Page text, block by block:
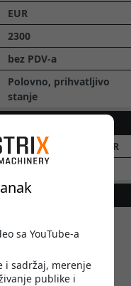
sa YouTube-a
i sadržaj, merenje
publike i
EUR
2300
bez PDV-a
Polovno, prihvatljivo
stanje
Grafensttaden FV 104R
1961
mm